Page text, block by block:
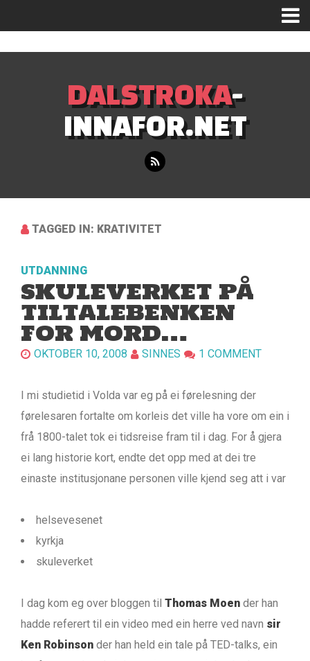
DALSTROKA-
INNAFOR.NET
TAGGED IN: KRATIVITET
UTDANNING
SKULEVERKET PÅ
TILTALEBENKEN
FOR MORD…
OKTOBER 10, 2008 SINNES 1 COMMENT
I mi studietid i Volda var eg på ei førelesning der
førelesaren fortalte om korleis det ville ha vore om ein i
frå 1800-talet tok ei tidsreise fram til i dag. For å gjera
ei lang historie kort, endte det opp med at dei tre
einaste institusjonane personen ville kjend seg att i var
helsevesenet
kyrkja
skuleverket
I dag kom eg over bloggen til Thomas Moen der han
hadde referert til ein video med ein herre ved navn sir
Ken Robinson der han held ein tale på TED-talks, ein